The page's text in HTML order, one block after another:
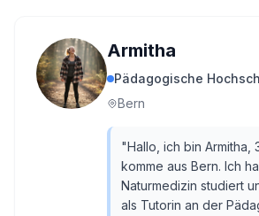
Armitha
Pädagogische
Bern
"Hallo, ich bin Armitha,
komme aus Bern. Ich
Naturmedizin studiert
als Tutorin an der